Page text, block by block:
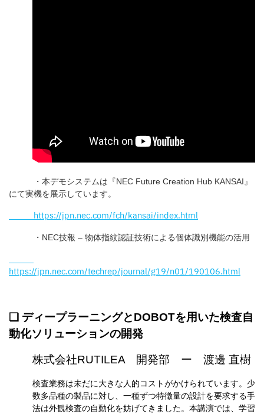
・本デモシステムは『NEC Future Creation Hub KANSAI』
にて実機を展示しています。
https://jpn.nec.com/fch/kansai/index.html
・NEC技報 – 物体指紋認証技術による個体識別機能の活用
https://jpn.nec.com/techrep/journal/g19/n01/190106.html
❏ ディープラーニングとDOBOTを用いた検査自
動化ソリューションの開発
株式会社RUTILEA 開発部 ー 渡邊 直樹
検査業務は未だに大きな人的コストがかけられています。少
数多品種の製品に対し、一種ずつ特徴量の設計を要求する手
法は外観検査の自動化を妨げてきました。本講演では、学習